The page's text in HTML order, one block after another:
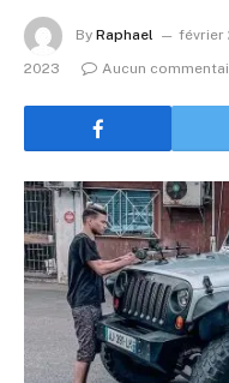
By Raphael février
2023
Aucun